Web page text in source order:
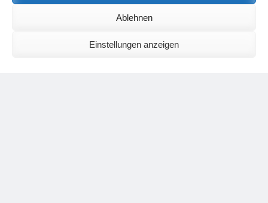
Ablehnen
Einstellungen anzeigen
Neueste Kommentare
Spiritualität im Koffer – die Auflösung des